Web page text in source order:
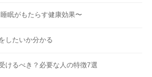
眠がもたらす健康効果〜
したいか分かる
けるべき？必要な人の特徴7選